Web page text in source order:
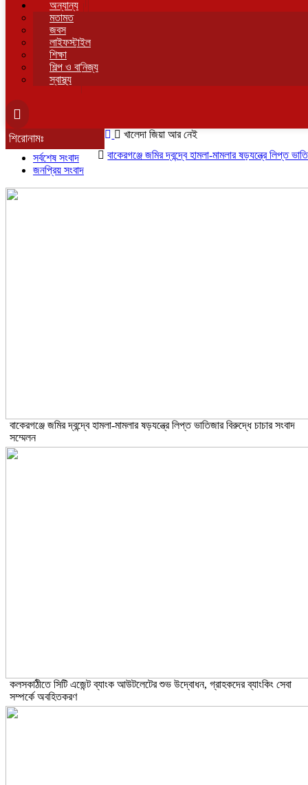
অন্যান্য
মতামত
জবস
লাইফস্টাইল
শিক্ষা
শিল্প ও বানিজ্য
স্বাস্থ্য
শিরোনামঃ
বাকেরগঞ্জে জমির দ্বন্দ্বে হামলা-মামলার ষড়যন্ত্রে লিপ্ত ভাতিজার
খালেদা জিয়া আর নেই
সর্বশেষ সংবাদ
জনপ্রিয় সংবাদ
বাকেরগঞ্জে জমির দ্বন্দ্বে হামলা-মামলার ষড়যন্ত্রে লিপ্ত ভাতিজার বিরুদ্ধে চাচার সংবাদ
সম্মেলন
কলসকাঠীতে সিটি এজেন্ট ব্যাংক আউটলেটের শুভ উদ্বোধন, গ্রাহকদের ব্যাংকিং সেবা
সম্পর্কে অবহিতকরণ